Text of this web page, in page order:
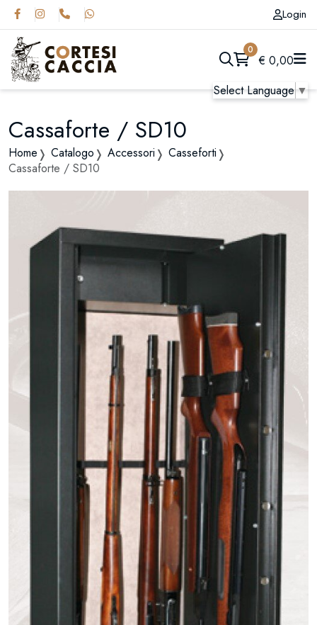
Select Language▼
Login
0
€ 0,00
Cassaforte / SD10
Home Catalogo Accessori
Casseforti
Cassaforte / SD10